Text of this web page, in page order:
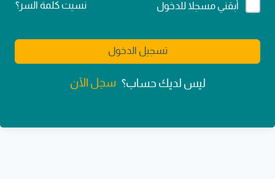
Alternative:
أبقني مسجلا للدخول نسيت كلمة السر؟
تسجيل الدخول
ليس لديك حساب؟ سجل الآن